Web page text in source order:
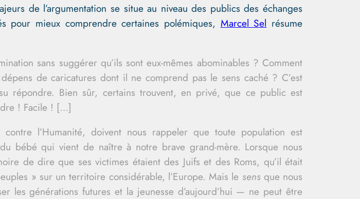
de l’argumentation se situe au niveau des publics des échanges
mieux comprendre certaines polémiques, Marcel Sel résume
sans suggérer qu’ils sont eux-mêmes abominables ? Comment
de caricatures dont il ne comprend pas le sens caché ? C’est
répondre. Bien sûr, certains trouvent, en privé, que ce public est
! Facile ! […]
l’Humanité, doivent nous rappeler que toute population est
bébé qui vient de naître à notre brave grand-mère. Lorsque nous
de dire que ses victimes étaient des Juifs et des Roms, qu’il était
» sur un territoire considérable, l’Europe. Mais le sens que nous
les générations futures et la jeunesse d’aujourd’hui — ne peut être